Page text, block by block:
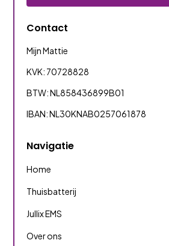
Contact
Mijn Mattie
KVK: 70728828
BTW: NL858436899B01
IBAN: NL30KNAB0257061878
Navigatie
Home
Thuisbatterij
Jullix EMS
Over ons